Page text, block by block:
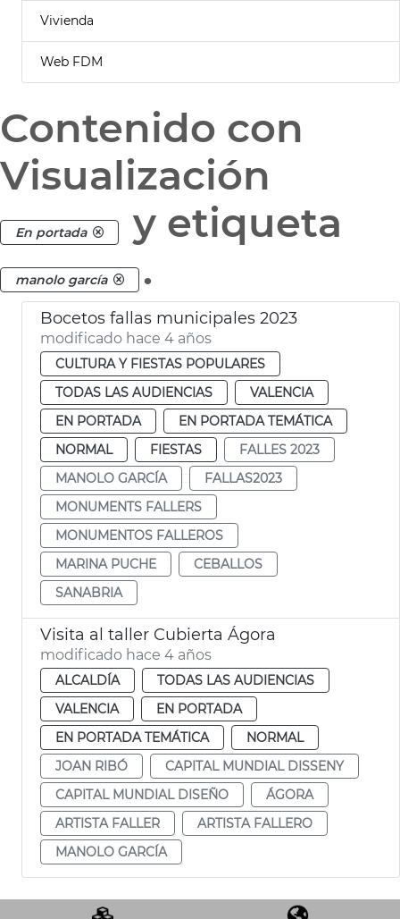
Vivienda
Web FDM
Contenido con
Visualización
En portada y etiqueta
manolo garcía .
Bocetos fallas municipales 2023
modificado hace 4 años
CULTURA Y FIESTAS POPULARES
TODAS LAS AUDIENCIAS
VALENCIA
EN PORTADA
EN PORTADA TEMÁTICA
NORMAL
FIESTAS
FALLES 2023
MANOLO GARCÍA
FALLAS2023
MONUMENTS FALLERS
MONUMENTOS FALLEROS
MARINA PUCHE
CEBALLOS
SANABRIA
Visita al taller Cubierta Ágora
modificado hace 4 años
ALCALDÍA
TODAS LAS AUDIENCIAS
VALENCIA
EN PORTADA
EN PORTADA TEMÁTICA
NORMAL
JOAN RIBÓ
CAPITAL MUNDIAL DISSENY
CAPITAL MUNDIAL DISEÑO
ÁGORA
ARTISTA FALLER
ARTISTA FALLERO
MANOLO GARCÍA